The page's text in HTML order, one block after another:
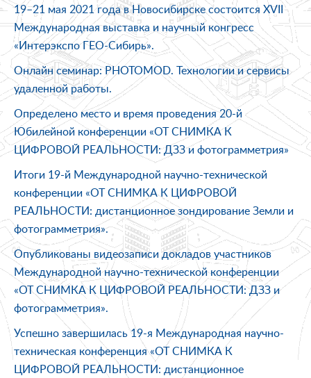
19–21 мая 2021 года в Новосибирске состоится XVII
Международная выставка и научный конгресс
«Интерэкспо ГЕО-Сибирь».
Онлайн семинар: PHOTOMOD. Технологии и сервисы
удаленной работы.
Определено место и время проведения 20-й
Юбилейной конференции «ОТ СНИМКА К
ЦИФРОВОЙ РЕАЛЬНОСТИ: ДЗЗ и фотограмметрия»
Итоги 19-й Международной научно-технической
конференции «ОТ СНИМКА К ЦИФРОВОЙ
РЕАЛЬНОСТИ: дистанционное зондирование Земли и
фотограмметрия».
Опубликованы видеозаписи докладов участников
Международной научно-технической конференции
«ОТ СНИМКА К ЦИФРОВОЙ РЕАЛЬНОСТИ: ДЗЗ и
фотограмметрия».
Успешно завершилась 19-я Международная научно-
техническая конференция «ОТ СНИМКА К
ЦИФРОВОЙ РЕАЛЬНОСТИ: дистанционное